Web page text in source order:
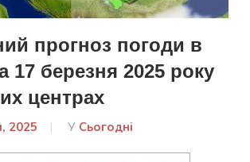
прогноз погоди в
17 березня 2025 року
центрах
2025
Від
У Сьогодні